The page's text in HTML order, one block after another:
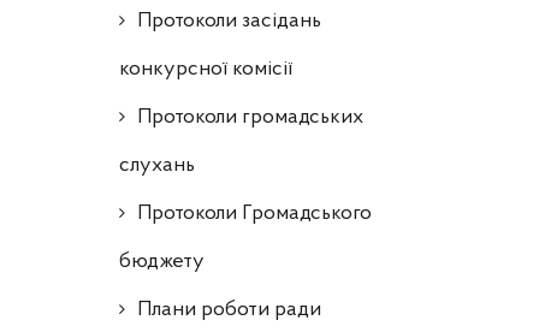
Протоколи засідань
конкурсної комісії
Протоколи громадських
слухань
Протоколи Громадського
бюджету
Плани роботи ради